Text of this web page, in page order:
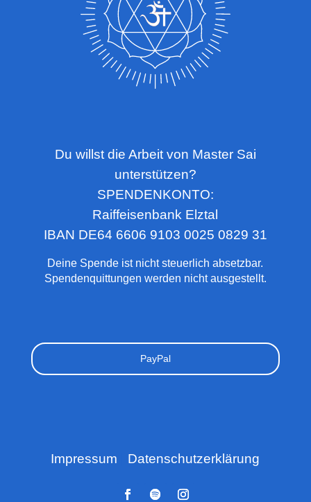
Du willst die Arbeit von Master Sai
unterstützen?
SPENDENKONTO:
Raiffeisenbank Elztal
IBAN DE64 6606 9103 0025 0829 31
Deine Spende ist nicht steuerlich absetzbar.
Spendenquittungen werden nicht ausgestellt.
PayPal
Impressum Datenschutzerklärung